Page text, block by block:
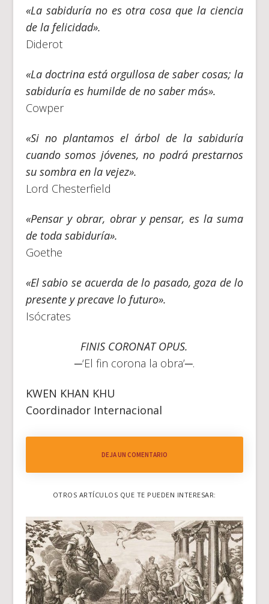
«La sabiduría no es otra cosa que la ciencia
de la felicidad».
Diderot
«La doctrina está orgullosa de saber cosas; la
sabiduría es humilde de no saber más».
Cowper
«Si no plantamos el árbol de la sabiduría
cuando somos jóvenes, no podrá prestarnos
su sombra en la vejez».
Lord Chesterfield
«Pensar y obrar, obrar y pensar, es la suma
de toda sabiduría».
Goethe
«El sabio se acuerda de lo pasado, goza de lo
presente y precave lo futuro».
Isócrates
FINIS CORONAT OPUS.
─‘El fin corona la obra’─.
KWEN KHAN KHU
Coordinador Internacional
DEJA UN COMENTARIO
OTROS ARTÍCULOS QUE TE PUEDEN INTERESAR: